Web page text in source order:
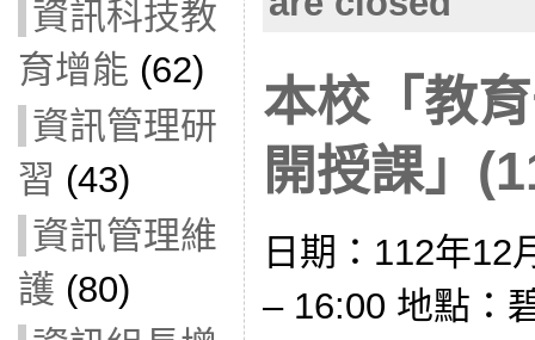
資訊科技教
育增能 (62)
資訊管理研
習 (43)
資訊管理維
護 (80)
本校「教
開授課」
日期：112年12
– 16:00 地點：